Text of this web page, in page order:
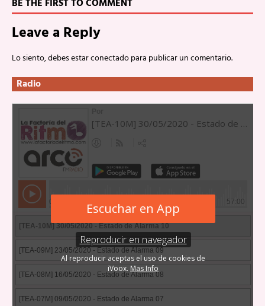
BE THE FIRST TO COMMENT
Leave a Reply
Lo siento, debes estarconectadopara publicar un comentario.
Radio